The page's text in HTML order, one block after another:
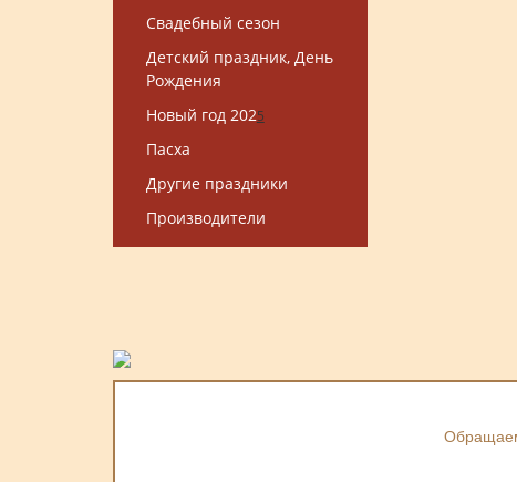
Свадебный сезон
Детский праздник, День
Рождения
Новый год 2025
Пасха
Другие праздники
Производители